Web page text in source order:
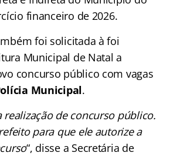
financeiro de 2026.
foi solicitada à foi
Municipal de Natal a
concurso público com vagas
Municipal.
realização de concurso público.
para que ele autorize a
“, disse a Secretária de